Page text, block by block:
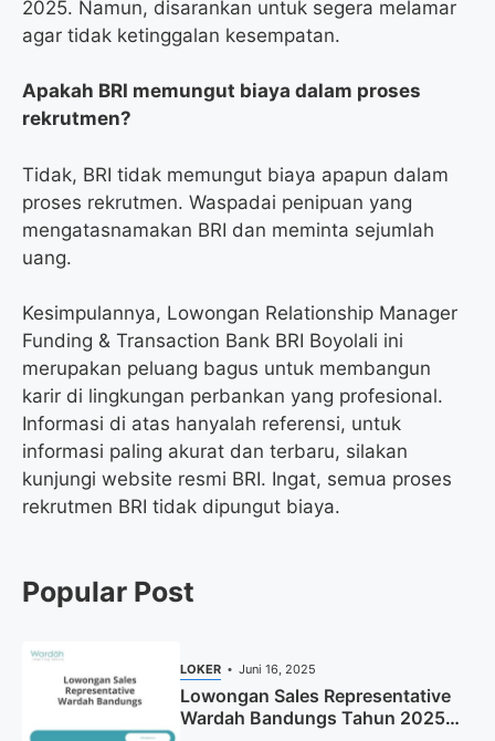
2025. Namun, disarankan untuk segera melamar
agar tidak ketinggalan kesempatan.
Apakah BRI memungut biaya dalam proses
rekrutmen?
Tidak, BRI tidak memungut biaya apapun dalam
proses rekrutmen. Waspadai penipuan yang
mengatasnamakan BRI dan meminta sejumlah
uang.
Kesimpulannya, Lowongan Relationship Manager
Funding & Transaction Bank BRI Boyolali ini
merupakan peluang bagus untuk membangun
karir di lingkungan perbankan yang profesional.
Informasi di atas hanyalah referensi, untuk
informasi paling akurat dan terbaru, silakan
kunjungi website resmi BRI. Ingat, semua proses
rekrutmen BRI tidak dipungut biaya.
Popular Post
LOKER Juni 16, 2025
Lowongan Sales Representative
Wardah Bandungs Tahun 2025